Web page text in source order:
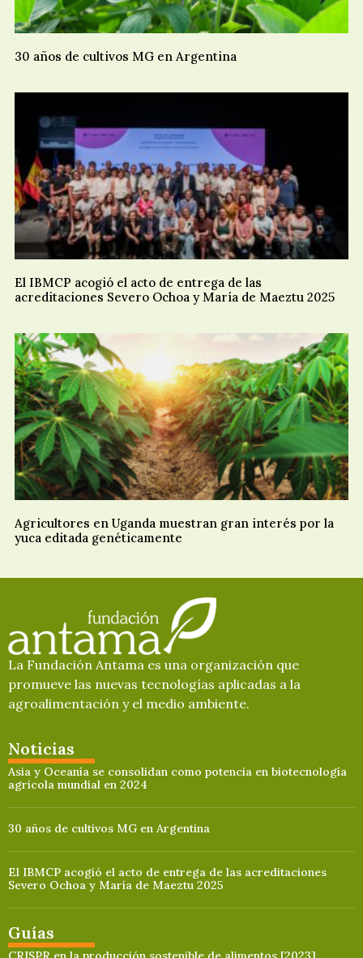
30 años de cultivos MG en Argentina
El IBMCP acogió el acto de entrega de las
acreditaciones Severo Ochoa y María de Maeztu 2025
Agricultores en Uganda muestran gran interés por la
yuca editada genéticamente
La Fundación Antama es una organización que
promueve las nuevas tecnologías aplicadas a la
agroalimentación y el medio ambiente.
Noticias
Asia y Oceanía se consolidan como potencia en biotecnología
agrícola mundial en 2024
30 años de cultivos MG en Argentina
El IBMCP acogió el acto de entrega de las acreditaciones
Severo Ochoa y María de Maeztu 2025
Guías